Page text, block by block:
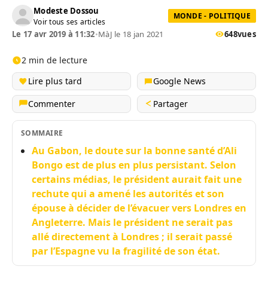
Modeste Dossou
Voir tous ses articles
MONDE - POLITIQUE
Le 17 avr 2019 à 11:32•MàJ le 18 jan 2021 648vues
2 min de lecture
Lire plus tard
Google News
Commenter
Partager
SOMMAIRE
Au Gabon, le doute sur la bonne santé d’Ali
Bongo est de plus en plus persistant. Selon
certains médias, le président aurait fait une
rechute qui a amené les autorités et son
épouse à décider de l’évacuer vers Londres en
Angleterre. Mais le président ne serait pas
allé directement à Londres ; il serait passé
par l’Espagne vu la fragilité de son état.